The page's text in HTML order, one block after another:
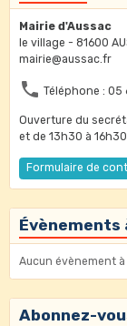
Mairie d'Aussac
le village - 81600
mairie@aussac.fr
Téléphone : 05
Ouverture du
et de 13h30 à 16h30
Formulaire de
Évènements
Aucun évènement à
Abonnez-